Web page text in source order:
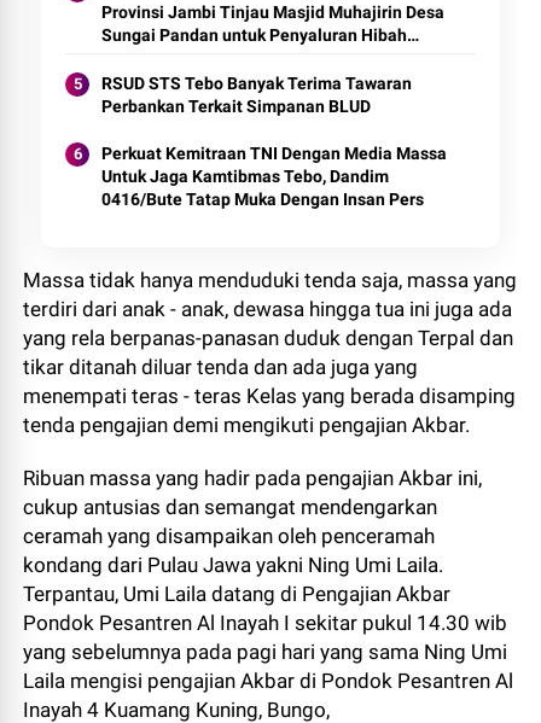
Provinsi Jambi Tinjau Masjid Muhajirin Desa
Sungai Pandan untuk Penyaluran Hibah
RSUD STS Tebo Banyak Terima Tawaran
Perbankan Terkait Simpanan BLUD
Perkuat Kemitraan TNI Dengan Media Massa
Untuk Jaga Kamtibmas Tebo, Dandim
0416/Bute Tatap Muka Dengan Insan Pers
Massa tidak hanya menduduki tenda saja, massa yang
terdiri dari anak - anak, dewasa hingga tua ini juga ada
yang rela berpanas-panasan duduk dengan Terpal dan
tikar ditanah diluar tenda dan ada juga yang
menempati teras - teras Kelas yang berada disamping
tenda pengajian demi mengikuti pengajian Akbar.
Ribuan massa yang hadir pada pengajian Akbar ini,
cukup antusias dan semangat mendengarkan
ceramah yang disampaikan oleh penceramah
kondang dari Pulau Jawa yakni Ning Umi Laila.
Terpantau, Umi Laila datang di Pengajian Akbar
Pondok Pesantren Al Inayah I sekitar pukul 14.30 wib
yang sebelumnya pada pagi hari yang sama Ning Umi
Laila mengisi pengajian Akbar di Pondok Pesantren Al
Inayah 4 Kuamang Kuning, Bungo,